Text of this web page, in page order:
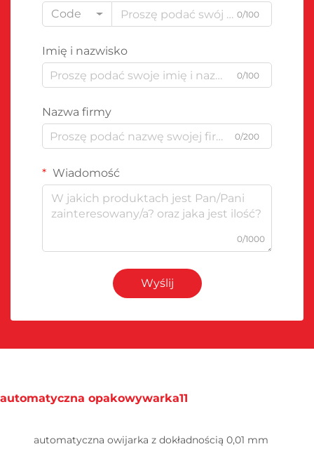
Code
0/100
Imię i nazwisko
0/100
Nazwa firmy
0/200
Wiadomość
0/1000
Wyślij
automatyczna opakowywarka11
automatyczna owijarka z dokładnością 0,01 mm